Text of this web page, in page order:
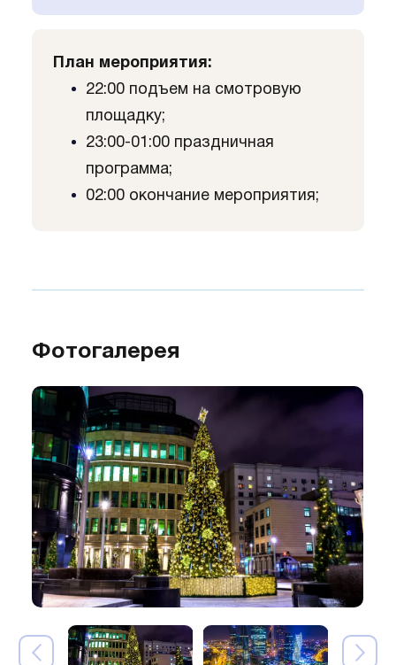
План мероприятия:
22:00 подъем на смотровую
площадку;
23:00-01:00 праздничная
программа;
02:00 окончание мероприятия;
Фотогалерея